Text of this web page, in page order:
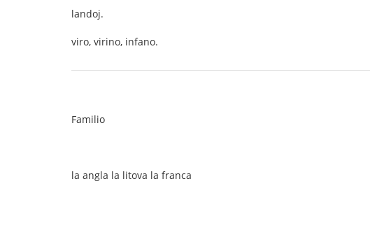
landoj.
viro, virino, infano.
Familio
la angla la litova la franca